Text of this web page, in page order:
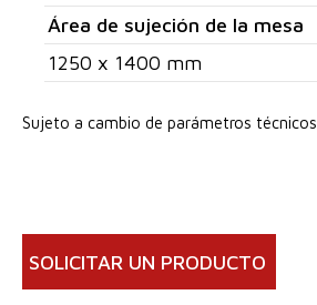
Área de sujeción de la mesa
1250 x 1400 mm
Sujeto a cambio de parámetros técnicos.
SOLICITAR UN PRODUCTO